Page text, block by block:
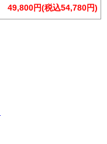
49,800円(税込54,780円)